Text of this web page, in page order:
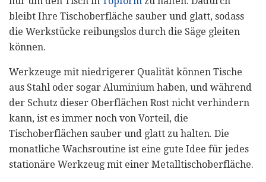
bleibt Ihre Tischoberfläche sauber und glatt, sodass
die Werkstücke reibungslos durch die Säge gleiten
können.
Werkzeuge mit niedrigerer Qualität können Tische
aus Stahl oder sogar Aluminium haben, und während
der Schutz dieser Oberflächen Rost nicht verhindern
kann, ist es immer noch von Vorteil, die
Tischoberflächen sauber und glatt zu halten. Die
monatliche Wachsroutine ist eine gute Idee für jedes
stationäre Werkzeug mit einer Metalltischoberfläche.